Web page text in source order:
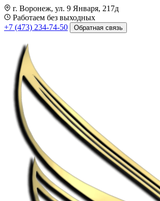
г. Воронеж, ул. 9 Января, 217д
Работаем без выходных
+7 (473) 234-74-50
Обратная связь